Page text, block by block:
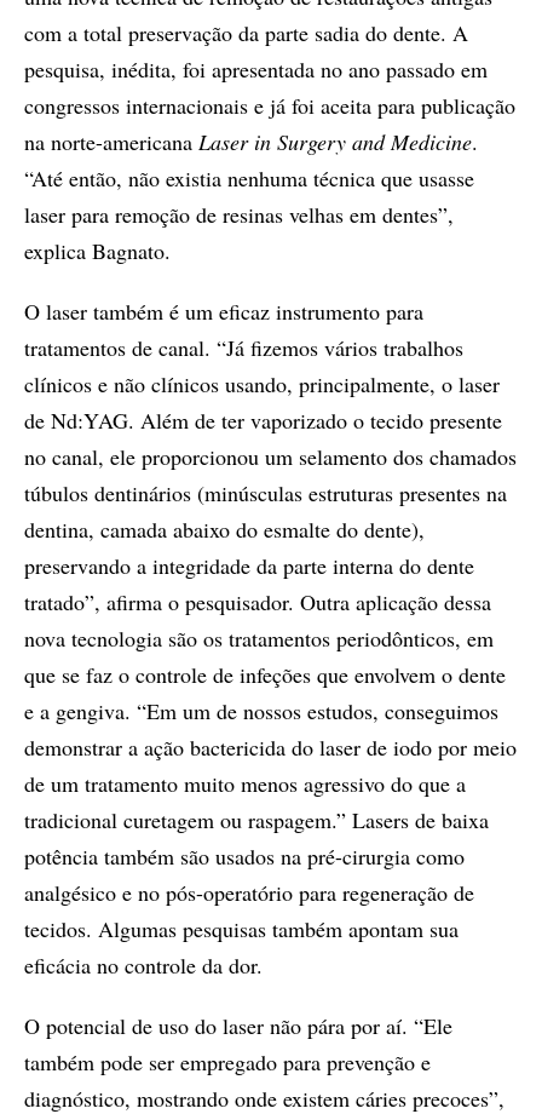
com a total preservação da parte sadia do dente. A
pesquisa, inédita, foi apresentada no ano passado em
congressos internacionais e já foi aceita para publicação
na norte-americana Laser in Surgery and Medicine.
“Até então, não existia nenhuma técnica que usasse
laser para remoção de resinas velhas em dentes”,
explica Bagnato.
O laser também é um eficaz instrumento para
tratamentos de canal. “Já fizemos vários trabalhos
clínicos e não clínicos usando, principalmente, o laser
de Nd:YAG. Além de ter vaporizado o tecido presente
no canal, ele proporcionou um selamento dos chamados
túbulos dentinários (minúsculas estruturas presentes na
dentina, camada abaixo do esmalte do dente),
preservando a integridade da parte interna do dente
tratado”, afirma o pesquisador. Outra aplicação dessa
nova tecnologia são os tratamentos periodônticos, em
que se faz o controle de infeções que envolvem o dente
e a gengiva. “Em um de nossos estudos, conseguimos
demonstrar a ação bactericida do laser de iodo por meio
de um tratamento muito menos agressivo do que a
tradicional curetagem ou raspagem.” Lasers de baixa
potência também são usados na pré-cirurgia como
analgésico e no pós-operatório para regeneração de
tecidos. Algumas pesquisas também apontam sua
eficácia no controle da dor.
O potencial de uso do laser não pára por aí. “Ele
também pode ser empregado para prevenção e
diagnóstico, mostrando onde existem cáries precoces”,